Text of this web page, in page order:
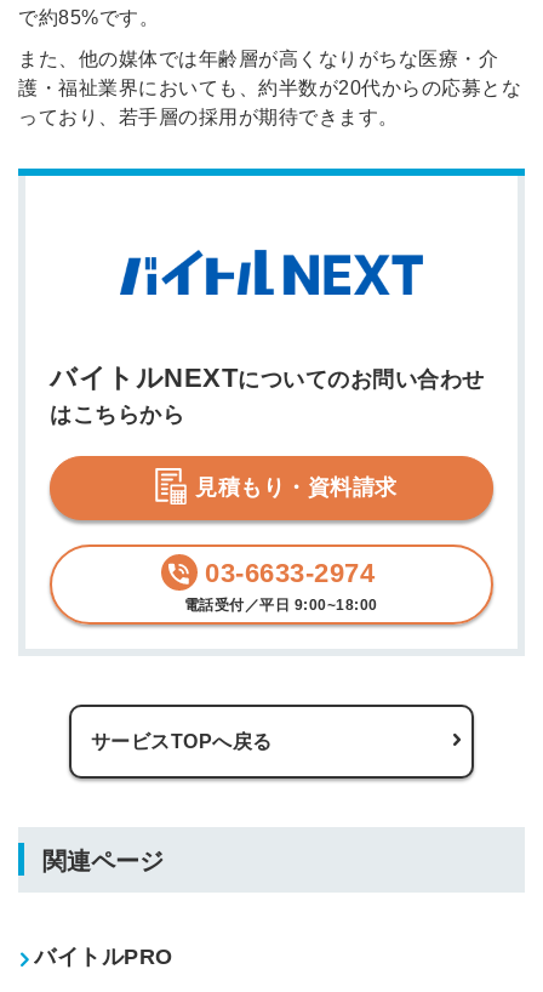
で約85%です。
また、他の媒体では年齢層が高くなりがちな医療・介
護・福祉業界においても、約半数が20代からの応募とな
っており、若手層の採用が期待できます。
バイトルNEXTについてのお問い合わせ
はこちらから
見積もり・資料請求
03-6633-2974
電話受付／平日 9:00~18:00
サービスTOPへ戻る
関連ページ
バイトルPRO
をご利用する
要です。
簡単10秒！無料会員登録
取り組みなどを取材したインタ